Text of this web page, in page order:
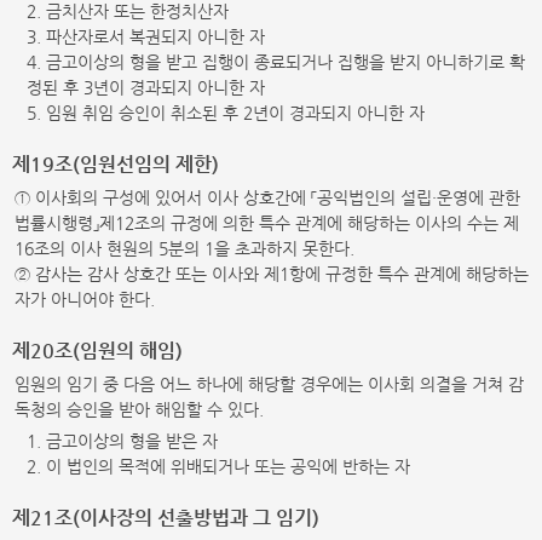
2. 금치산자 또는 한정치산자
3. 파산자로서 복권되지 아니한 자
4. 금고이상의 형을 받고 집행이 종료되거나 집행을 받지 아니하기로 확
정된 후 3년이 경과되지 아니한 자
5. 임원 취임 승인이 취소된 후 2년이 경과되지 아니한 자
제19조(임원선임의 제한)
① 이사회의 구성에 있어서 이사 상호간에 「공익법인의 설립·운영에 관한
법률시행령」제12조의 규정에 의한 특수 관계에 해당하는 이사의 수는 제
16조의 이사 현원의 5분의 1을 초과하지 못한다.
② 감사는 감사 상호간 또는 이사와 제1항에 규정한 특수 관계에 해당하는
자가 아니어야 한다.
제20조(임원의 해임)
임원의 임기 중 다음 어느 하나에 해당할 경우에는 이사회 의결을 거쳐 감
독청의 승인을 받아 해임할 수 있다.
1. 금고이상의 형을 받은 자
2. 이 법인의 목적에 위배되거나 또는 공익에 반하는 자
제21조(이사장의 선출방법과 그 임기)